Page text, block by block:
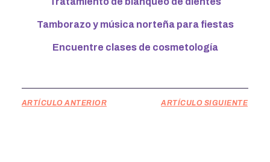
Tamborazo y música norteña para fiestas
Encuentre clases de cosmetología
ARTÍCULO ANTERIOR ARTÍCULO SIGUIENTE